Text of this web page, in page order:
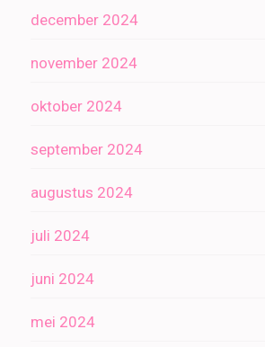
december 2024
november 2024
oktober 2024
september 2024
augustus 2024
juli 2024
juni 2024
mei 2024